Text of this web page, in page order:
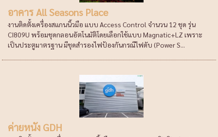
อาคาร All Seasons Place
งานติดตั้งเครื่องสแกนนิ้วมือ แบบ Access Control จำนวน 12 ชุด รุ่น
CI809U พร้อมชุดกลอนอัตโนมัติโดยเลือกใช้แบบ Magnatic+LZ เพราะ
เป็นประตูมาตรฐาน มีชุดสำรองไฟป้องกันกรณีไฟดับ (Power S...
ค่ายหนัง GDH